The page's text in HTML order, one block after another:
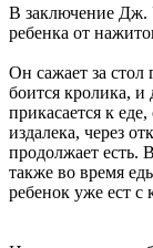
В заключение Дж.
ребенка от
Он сажает за стол
боится кролика, и
прикасается к
издалека, через
продолжает есть.
также во время
ребенок уже ест с